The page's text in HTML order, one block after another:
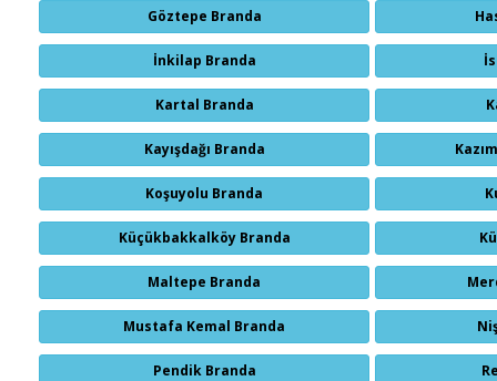
Göztepe Branda
İnkilap Branda
Kartal Branda
Kayışdağı Branda
Koşuyolu Branda
Küçükbakkalköy Branda
Maltepe Branda
Mustafa Kemal Branda
Pendik Branda